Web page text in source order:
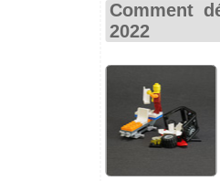
Comment
2022